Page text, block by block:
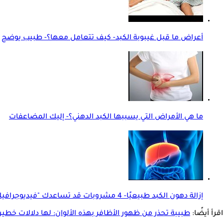
أعراض ما قبل غيبوبة الكبد- كيف تتعامل معها؟- طبيب يوضح
ما هي الأمراض التي يسببها الكبد الدهني؟- إليك المضاعفات
إزالة دهون الكبد طبيعيًا- 4 مشروبات قد تساعدك "فيديوجرافيك"
اقرأ أيضًا: طبيبة تحذر من ظهور الأظافر بهذه الألوان: لها دلالات